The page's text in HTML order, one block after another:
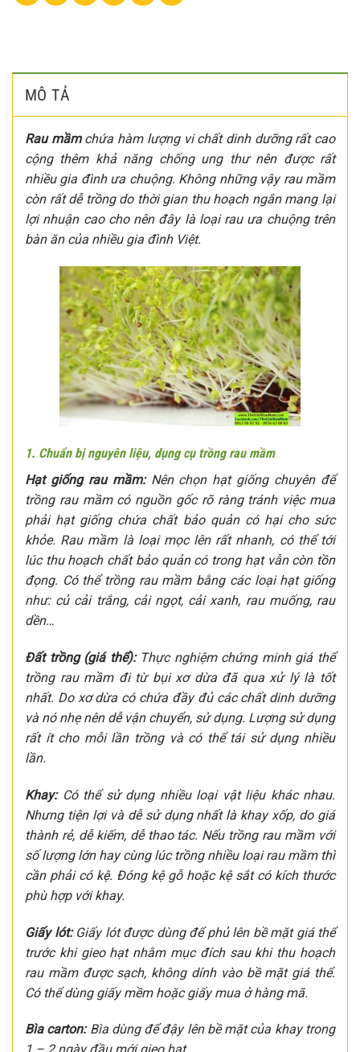
MÔ TẢ
Rau mầmchứa hàm lượng vi chất dinh dưỡng rất cao
cộng thêm khả năng chống ung thư nên được rất
nhiều gia đình ưa chuộng. Không những vậy rau mầm
còn rất dễ trồng do thời gian thu hoạch ngắn mang lại
lợi nhuận cao cho nên đây là loại rau ưa chuộng trên
bàn ăn của nhiều gia đình Việt.
1. Chuẩn bị nguyên liệu, dụng cụ trồng rau mầm
Hạt giống rau mầm:Nên chọn hạt giống chuyên để
trồng rau mầm có nguồn gốc rõ ràng tránh việc mua
phải hạt giống chứa chất bảo quản có hại cho sức
khỏe. Rau mầm là loại mọc lên rất nhanh, có thể tới
lúc thu hoạch chất bảo quản có trong hạt vẫn còn tồn
đọng. Có thể trồng rau mầm bằng các loại hạt giống
như: củ cải trắng, cải ngọt, cải xanh, rau muống, rau
dền…
Đất trồng (giá thể):Thực nghiệm chứng minh giá thể
trồng rau mầm đi từ bụi xơ dừa đã qua xử lý là tốt
nhất. Do xơ dừa có chứa đầy đủ các chất dinh dưỡng
và nó nhẹ nên dễ vận chuyển, sử dụng. Lượng sử dụng
rất ít cho mỗi lần trồng và có thể tái sử dụng nhiều
lần.
Khay:Có thể sử dụng nhiều loại vật liệu khác nhau.
Nhưng tiện lợi và dễ sử dụng nhất là khay xốp, do giá
thành rẻ, dễ kiếm, dễ thao tác. Nếu trồng rau mầm với
số lượng lớn hay cùng lúc trồng nhiều loại rau mầm thì
cần phải có kệ. Đóng kệ gỗ hoặc kệ sắt có kích thước
phù hợp với khay.
Giấy lót:Giấy lót được dùng để phủ lên bề mặt giá thể
trước khi gieo hạt nhằm mục đích sau khi thu hoạch
rau mầm được sạch, không dính vào bề mặt giá thể.
Có thể dùng giấy mềm hoặc giấy mua ở hàng mã.
Bìa carton:Bìa dùng để đậy lên bề mặt của khay trong